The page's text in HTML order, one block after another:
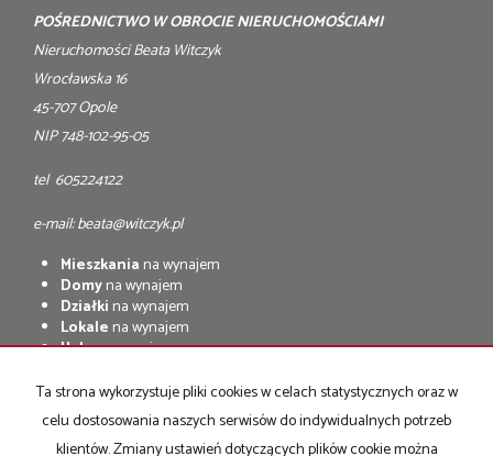
POŚREDNICTWO W OBROCIE NIERUCHOMOŚCIAMI
Nieruchomości Beata Witczyk
Wrocławska 16
45-707 Opole
NIP 748-102-95-05
tel 605224122
e-mail: beata@witczyk.pl
Mieszkania na wynajem
Domyna wynajem
Działki na wynajem
Lokale na wynajem
Halena wynajem
Mieszkaniana sprzedaż
Domyna sprzedaż
Działkina sprzedaż
Ta strona wykorzystuje pliki cookies w celach statystycznych oraz w
celu dostosowania naszych serwisów do indywidualnych potrzeb
klientów. Zmiany ustawień dotyczących plików cookie można